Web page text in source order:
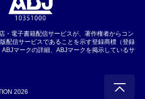
・電子書籍配信サービスが、著作権者からコン
配信サービスであることを示す登録商標（登録
マークの詳細、ABJマークを掲示しているサ
2026